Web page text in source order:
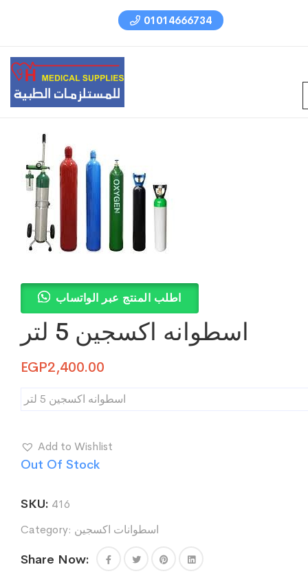
01014666734
اطلب المنتج عبر الواتساب
اسطوانه اكسجين 5 لتر
EGP2,400.00
اسطوانه اكسجين 5 لتر
Add to Wishlist
Out Of Stock
SKU: 416
Category: اسطوانات اكسجين
Share Now: